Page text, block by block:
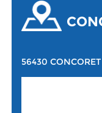
56430 CONCORET